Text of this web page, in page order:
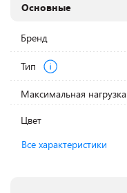
Основные
Бренд
Тип
Максимальная нагрузка
Цвет
Все характеристики